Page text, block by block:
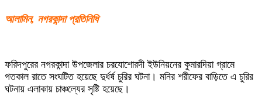
আলামিন, নগরকান্দা প্রতিনিধি
ফরিদপুরের নগরকান্দা উপজেলার চরযোশোরদী ইউনিয়নের কুমারদিয়া গ্রামে
গতকাল রাতে সংঘটিত হয়েছে দুর্ধর্ষ চুরির ঘটনা। মনির শরীফের বাড়িতে এ চুরির
ঘটনায় এলাকায় চাঞ্চল্যের সৃষ্টি হয়েছে।